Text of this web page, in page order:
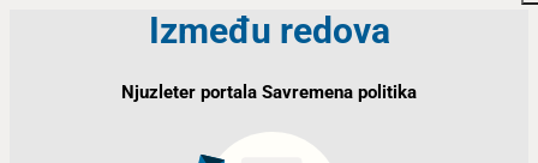
Između redova
Njuzleter portala Savremena politika